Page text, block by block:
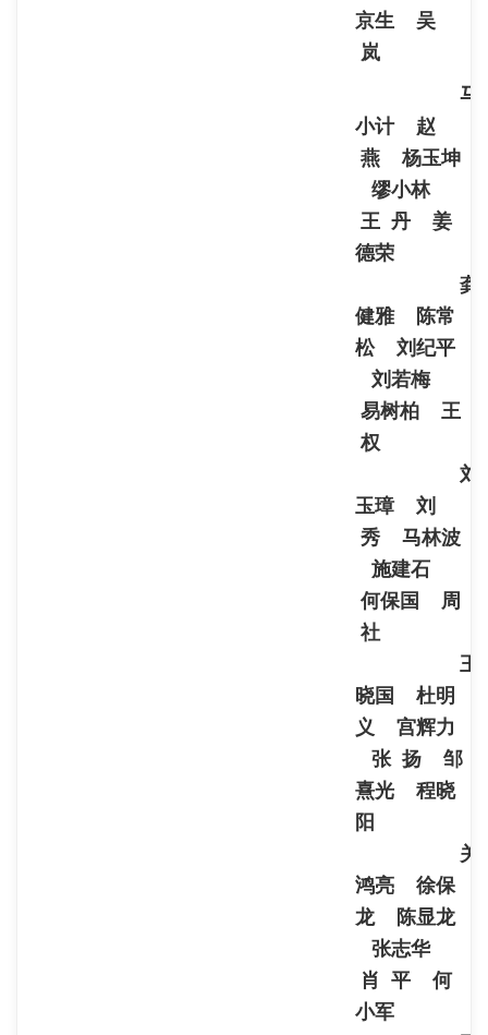
京生 吴
岚
马
小计 赵
燕 杨玉坤
缪小林
王 丹 姜
德荣
龚
健雅 陈常
松 刘纪平
刘若梅
易树柏 王
权
刘
玉璋 刘
秀 马林波
施建石
何保国 周
社
王
晓国 杜明
义 宫辉力
张 扬 邹
熹光 程晓
阳
关
鸿亮 徐保
龙 陈显龙
张志华
肖 平 何
小军